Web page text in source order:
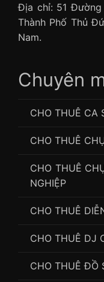
Địa chỉ: 51 Đường
Thành Phố Thủ
Nam.
Chuyên
CHO THUÊ CA
CHO THUÊ
CHO THUÊ
NGHIỆP
CHO THUÊ
CHO THUÊ DJ
CHO THUÊ ĐỒ